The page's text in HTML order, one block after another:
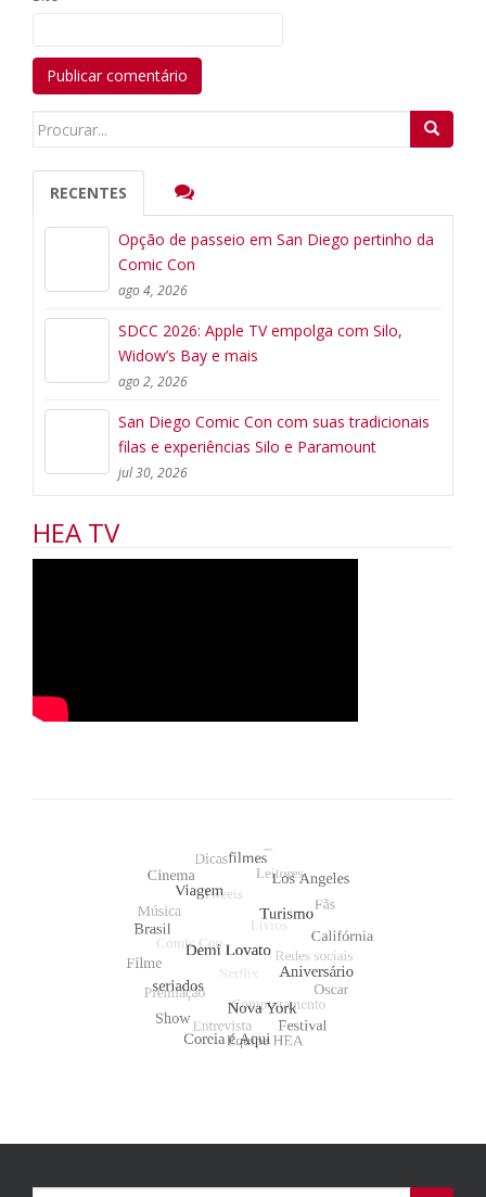
Search
RECENTES
Opção de passeio em San Diego pertinho da
Comic Con
ago 4, 2026
SDCC 2026: Apple TV empolga com Silo,
Widow’s Bay e mais
ago 2, 2026
San Diego Comic Con com suas tradicionais
filas e experiências Silo e Paramount
jul 30, 2026
HEA TV